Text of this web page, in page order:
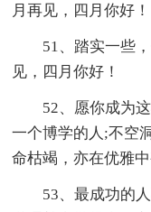
月再见，四月你好！
51、踏实一些，
见，四月你好！
52、愿你成为这
一个博学的人;不空
命枯竭，亦在优雅
53、最成功的人